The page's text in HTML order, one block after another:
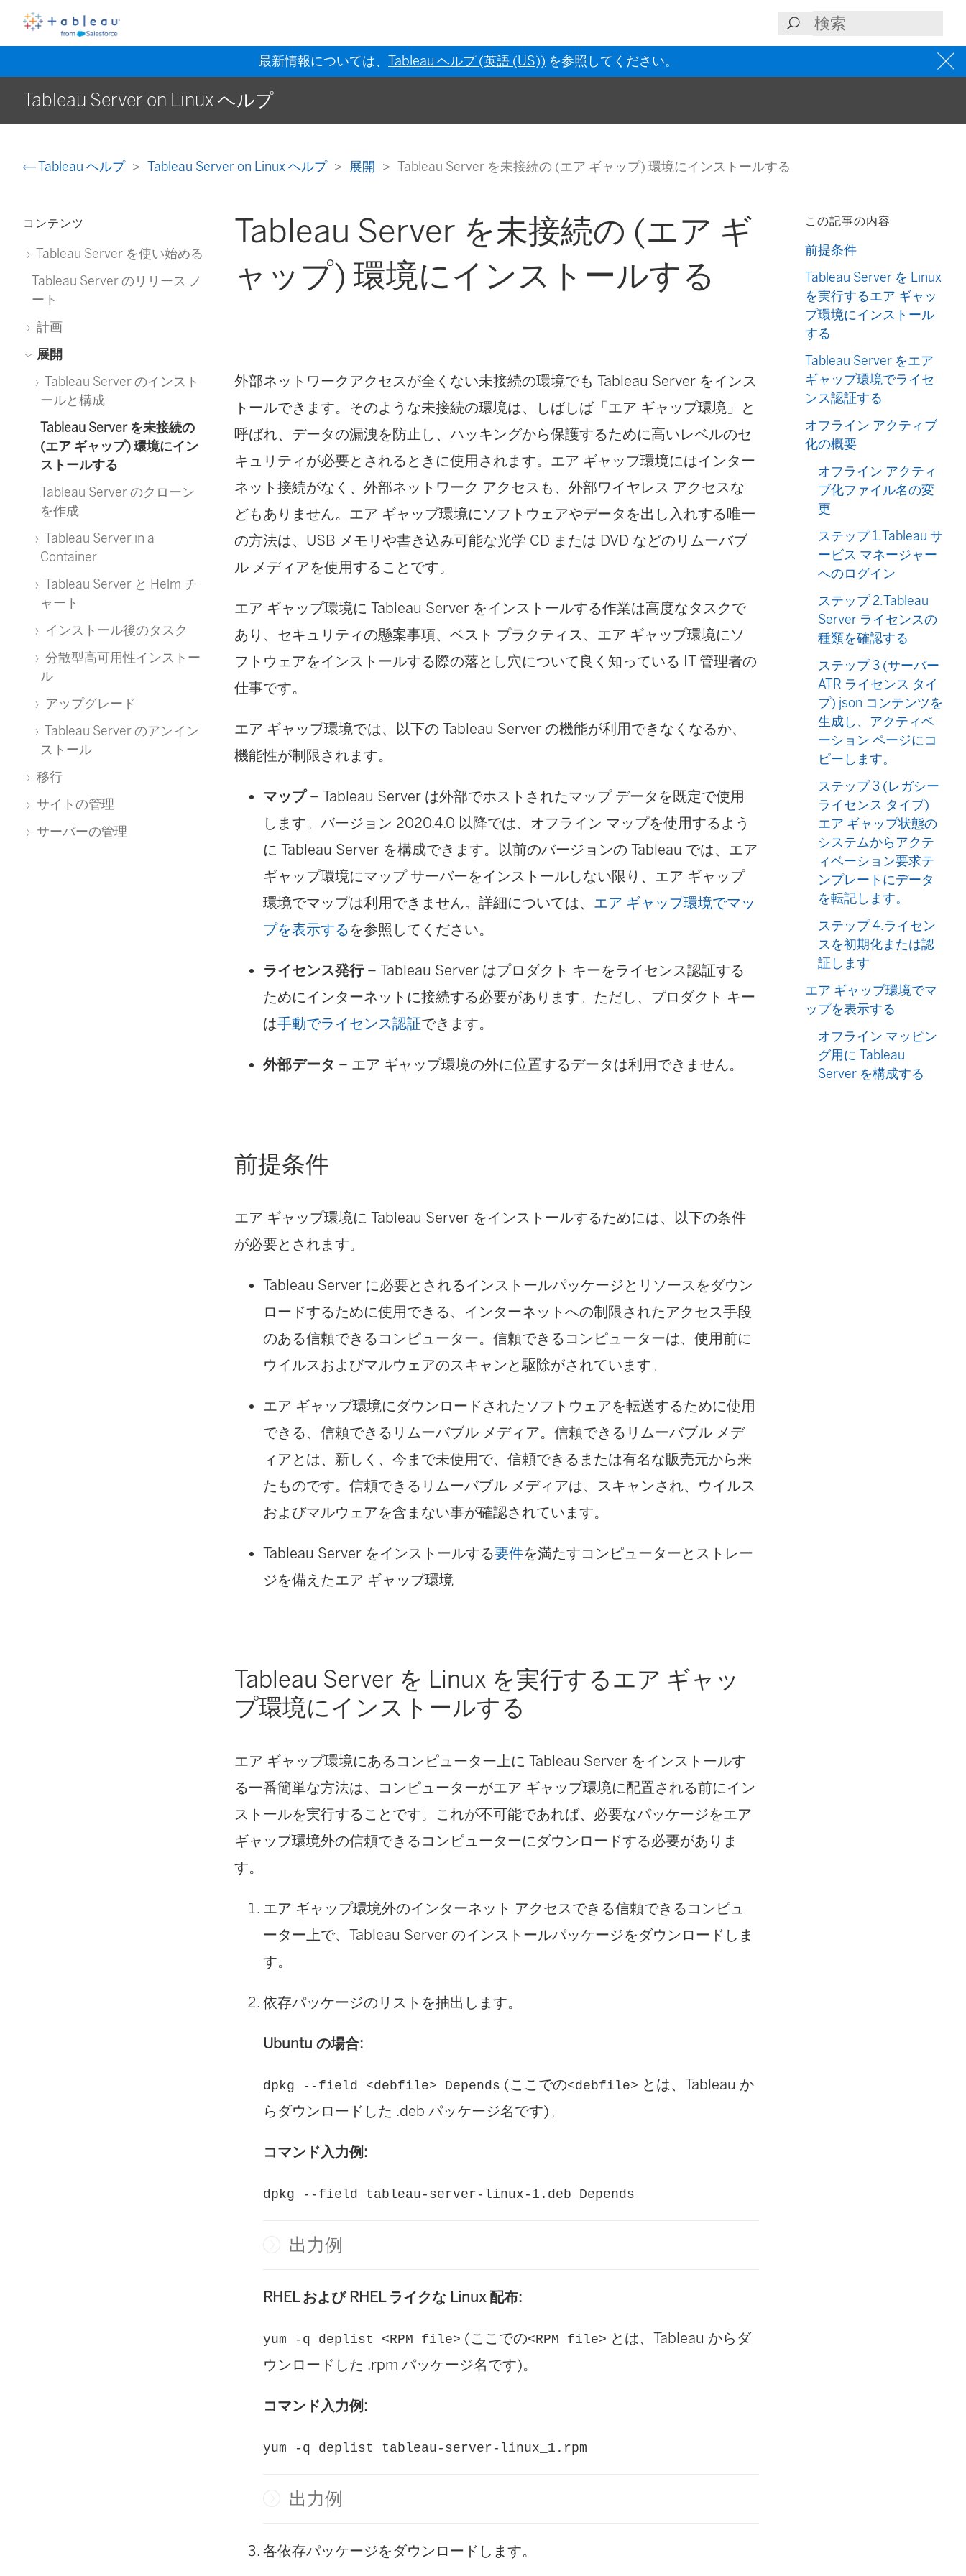
最新情報については、 Tableau ヘルプ (英語 (US)) を参照してください。
Tableau Server on Linux ヘルプ
Tableau ヘルプ Tableau Server on Linux ヘルプ 展開 Tableau Server を未接続の (エア ギャップ) 環境にインストールする
コンテンツ
Tableau Server を使い始める
Tableau Server のリリース ノ
ート
計画
展開
Tableau Server のインスト
ールと構成
Tableau Server を未接続の
(エア ギャップ) 環境にイン
ストールする
Tableau Server のクローン
を作成
Tableau Server in a
Container
Tableau Server と Helm チ
ャート
インストール後のタスク
分散型高可用性インストー
ル
アップグレード
Tableau Server のアンイン
ストール
移行
サイトの管理
サーバーの管理
Tableau Server を未接続の (エア ギ
ャップ) 環境にインストールする
外部ネットワークアクセスが全くない未接続の環境でもTableau Server をインス
トールできます。そのような未接続の環境は、しばしば「エア ギャップ環境」と
呼ばれ、データの漏洩を防止し、ハッキングから保護するために高いレベルのセ
キュリティが必要とされるときに使用されます。エア ギャップ環境にはインター
ネット接続がなく、外部ネットワーク アクセスも、外部ワイヤレス アクセスな
どもありません。エア ギャップ環境にソフトウェアやデータを出し入れする唯一
の方法は、USB メモリや書き込み可能な光学 CD または DVD などのリムーバブ
ル メディアを使用することです。
エア ギャップ環境にTableau Server をインストールする作業は高度なタスクで
あり、セキュリティの懸案事項、ベスト プラクティス、エア ギャップ環境にソ
フトウェアをインストールする際の落とし穴について良く知っている IT 管理者の
仕事です。
エア ギャップ環境では、以下のTableau Server の機能が利用できなくなるか、
機能性が制限されます。
マップ–Tableau Server は外部でホストされたマップ データを既定で使用
します。バージョン 2020.4.0 以降では、オフライン マップを使用するよう
に Tableau Server を構成できます。以前のバージョンの Tableau では、エア
ギャップ環境にマップ サーバーをインストールしない限り、エア ギャップ
環境でマップは利用できません。詳細については、 エア ギャップ環境でマッ
プを表示するを参照してください。
ライセンス発行–Tableau Server はプロダクト キーをライセンス認証する
ためにインターネットに接続する必要があります。ただし、プロダクト キー
は手動でライセンス認証できます。
外部データ – エア ギャップ環境の外に位置するデータは利用できません。
前提条件
エア ギャップ環境にTableau Server をインストールするためには、以下の条件
が必要とされます。
Tableau Server に必要とされるインストールパッケージとリソースをダウン
ロードするために使用できる、インターネットへの制限されたアクセス手段
のある信頼できるコンピューター。信頼できるコンピューターは、使用前に
ウイルスおよびマルウェアのスキャンと駆除がされています。
エア ギャップ環境にダウンロードされたソフトウェアを転送するために使用
できる、信頼できるリムーバブル メディア。信頼できるリムーバブル メデ
ィアとは、新しく、今まで未使用で、信頼できるまたは有名な販売元から来
たものです。信頼できるリムーバブル メディアは、スキャンされ、ウイルス
およびマルウェアを含まない事が確認されています。
Tableau Server をインストールする要件を満たすコンピューターとストレー
ジを備えたエア ギャップ環境
Tableau Server を Linux を実行するエア ギャッ
プ環境にインストールする
エア ギャップ環境にあるコンピューター上にTableau Server をインストールす
る一番簡単な方法は、コンピューターがエア ギャップ環境に配置される前にイン
ストールを実行することです。これが不可能であれば、必要なパッケージをエア
ギャップ環境外の信頼できるコンピューターにダウンロードする必要がありま
す。
エア ギャップ環境外のインターネット アクセスできる信頼できるコンピュ
ーター上で、Tableau Server のインストールパッケージをダウンロードしま
す。
依存パッケージのリストを抽出します。
Ubuntu の場合:
dpkg --field <debfile> Depends (ここでの<debfile> とは、Tableau か
らダウンロードした .deb パッケージ名です)。
コマンド入力例:
dpkg --field tableau-server-linux-1.deb Depends
出力例
RHEL および RHEL ライクな Linux 配布:
yum -q deplist <RPM file> (ここでの<RPM file> とは、Tableau からダ
ウンロードした .rpm パッケージ名です)。
コマンド入力例:
yum -q deplist tableau-server-linux_1.rpm
出力例
各依存パッケージをダウンロードします。
この記事の内容
前提条件
Tableau Server を Linux
を実行するエア ギャッ
プ環境にインストール
する
Tableau Server をエア
ギャップ環境でライセ
ンス認証する
オフライン アクティブ
化の概要
オフライン アクティ
ブ化ファイル名の変
更
ステップ 1.Tableau サ
ービス マネージャー
へのログイン
ステップ 2.Tableau
Server ライセンスの
種類を確認する
ステップ 3 (サーバー
ATR ライセンス タイ
プ) json コンテンツを
生成し、アクティベ
ーション ページにコ
ピーします。
ステップ 3 (レガシー
ライセンス タイプ)
エア ギャップ状態の
システムからアクテ
ィベーション要求テ
ンプレートにデータ
を転記します。
ステップ 4.ライセン
スを初期化または認
証します
エア ギャップ環境でマ
ップを表示する
オフライン マッピン
グ用に Tableau
Server を構成する